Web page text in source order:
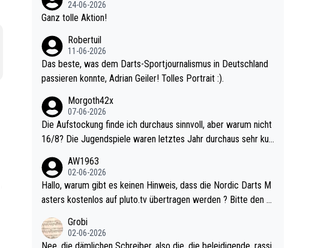
och krasser wie ein Pokalspiel eines Kreisligisten vs einem Bu
24-06-2026
Ganz tolle Aktion!
Robertuil
11-06-2026
Das beste, was dem Darts-Sportjournalismus in Deutschland
passieren konnte, Adrian Geiler! Tolles Portrait :).
Morgoth42x
07-06-2026
Die Aufstockung finde ich durchaus sinnvoll, aber warum nicht
16/8? Die Jugendspiele waren letztes Jahr durchaus sehr kur
l. Allerdings ist Mitchell Lawrie als Nummer 1 der Welt eh quali
fiziert. Somit ändert die automatische Qualifikation des Weltm
eisters erstmal nichts. Ich denke sie wollen damit für nächste
d wohl wenig WDF Turniere spielen. Dies war bei Archie Self l
etztes Jahr der Fall. Er musste als amtierender Weltmeister d
AW1963
02-06-2026
Hallo, warum gibt es keinen Hinweis, dass die Nordic Darts M
asters kostenlos auf pluto.tv übertragen werden ? Bitte den A
Grobi
02-06-2026